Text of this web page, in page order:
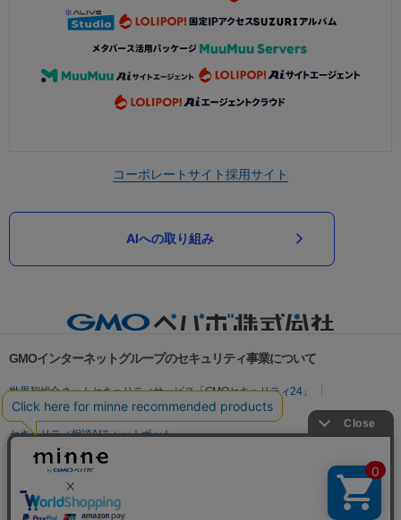
コーポレートサイト採用サイト
AIへの取り組み
GMOインターネットグループのセキュリティ事業について
世界初総合ネットセキュリティサービス「GMOセキュリティ24」
パスワード漏洩診断
Webサイトリスク診断
セキュリティ相談AIチャットボット
実在証明・盗聴対策
サイバー攻撃対策（GMO Flatt Security）